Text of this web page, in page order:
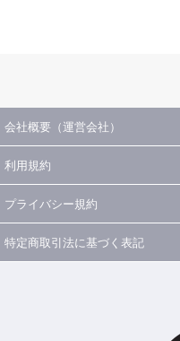
会社概要（運営会社）
利用規約
プライバシー規約
特定商取引法に基づく表記